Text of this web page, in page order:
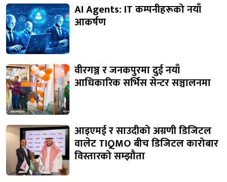
AI Agents: IT कम्पनीहरूको नयाँ
आकर्षण
वीरगञ्ज र जनकपुरमा दुई नयाँ
आधिकारिक सर्भिस सेन्टर सञ्चालनमा
आइएमई र साउदीको अग्रणी डिजिटल
वालेट TIQMO बीच डिजिटल कारोबार
विस्तारको सम्झौता